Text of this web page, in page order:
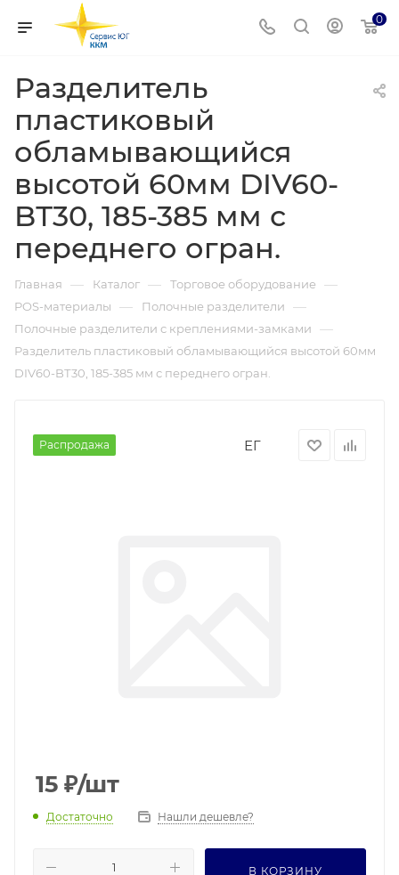
0
Разделитель
пластиковый
обламывающийся
высотой 60мм DIV60-
BТ30, 185-385 мм с
переднего огран.
Главная — Каталог — Торговое оборудование —
POS-материалы — Полочные разделители —
Полочные разделители с креплениями-замками —
Разделитель пластиковый обламывающийся высотой 60мм
DIV60-BТ30, 185-385 мм с переднего огран.
Распродажа ЕГ
15 ₽/шт
Достаточно Нашли дешевле?
В КОРЗИНУ